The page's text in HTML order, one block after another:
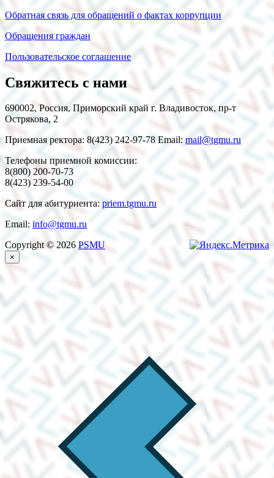
Обратная связь для обращений о фактах коррупции
Обращения граждан
Пользовательское соглашение
Свяжитесь с нами
690002, Россия, Приморский край г. Владивосток, пр-т
Острякова, 2
Приемная ректора: 8(423) 242-97-78 Email: mail@tgmu.ru
Телефоны приемной комиссии:
8(800) 200-70-73
8(423) 239-54-00
Сайт для абитуриента: priem.tgmu.ru
Email: info@tgmu.ru
Copyright © 2026 PSMU
×